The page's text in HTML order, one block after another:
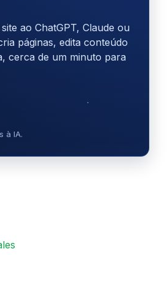
ao ChatGPT, Claude ou
páginas, edita conteúdo
cerca de um minuto para
à IA.